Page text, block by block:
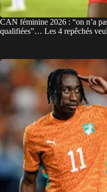
CAN féminine 2026 : “on n’a
qualifiées”… Les 4 repêchés